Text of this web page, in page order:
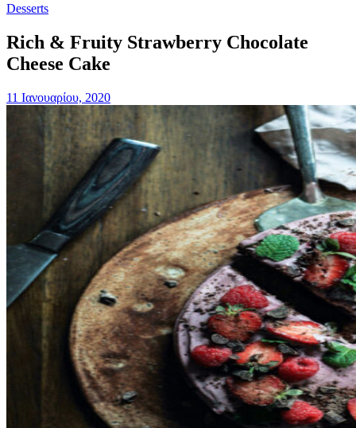
Desserts
Rich & Fruity Strawberry Chocolate
Cheese Cake
11 Ιανουαρίου, 2020